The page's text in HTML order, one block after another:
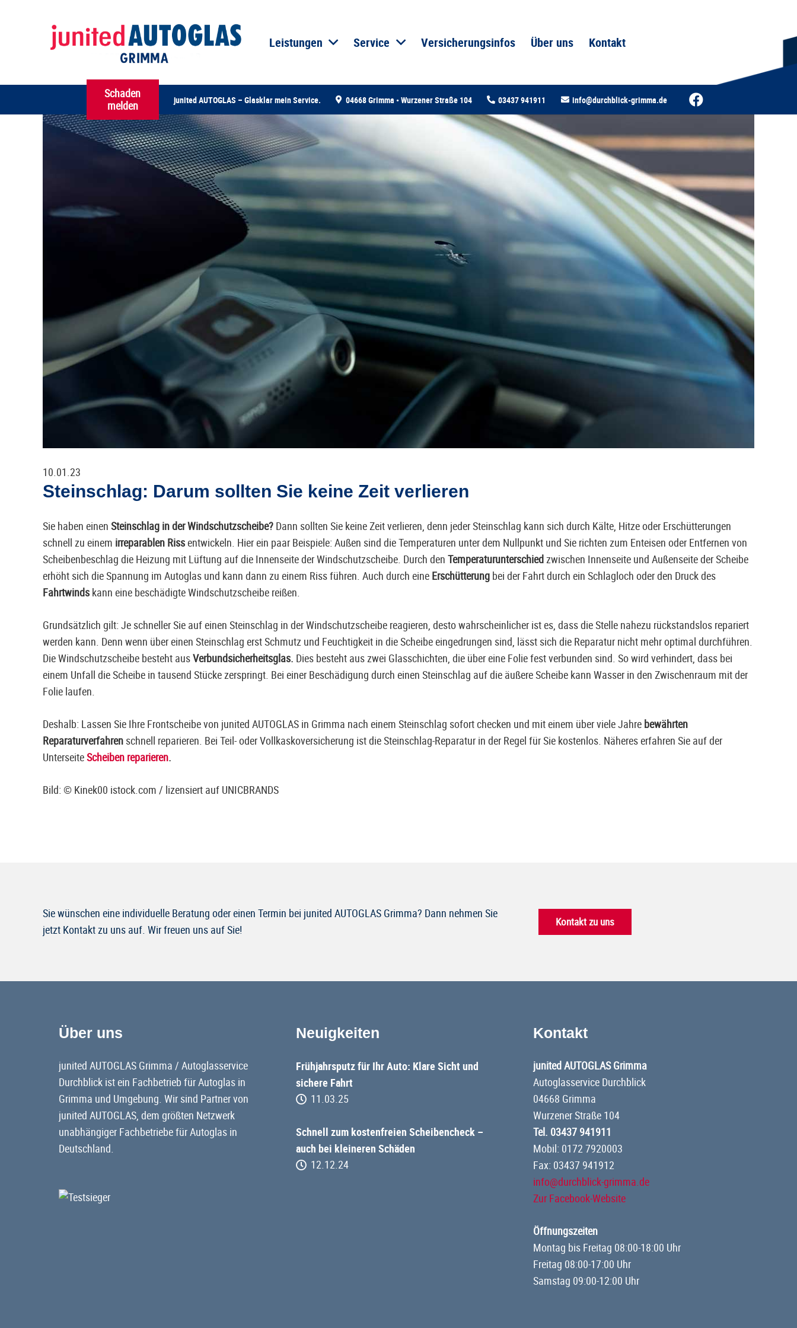
Leistungen Service Versicherungsinfos Über uns Kontakt
Schaden
melden
junited AUTOGLAS – Glasklar mein Service. 04668 Grimma • Wurzener Straße 104 03437 941911 info@durchblick-grimma.de
10.01.23
Steinschlag: Darum sollten Sie keine Zeit verlieren
Sie haben einen Steinschlag in der Windschutzscheibe? Dann sollten Sie keine Zeit verlieren, denn jeder Steinschlag kann sich durch Kälte, Hitze oder Erschütterungen
schnell zu einem irreparablen Rissentwickeln. Hier ein paar Beispiele: Außen sind die Temperaturen unter dem Nullpunkt und Sie richten zum Enteisen oder Entfernen von
Scheibenbeschlag die Heizung mit Lüftung auf die Innenseite der Windschutzscheibe. Durch den Temperaturunterschied zwischen Innenseite und Außenseite der Scheibe
erhöht sich die Spannung im Autoglas und kann dann zu einem Riss führen. Auch durch eine Erschütterung bei der Fahrt durch ein Schlagloch oder den Druck des
Fahrtwinds kann eine beschädigte Windschutzscheibe reißen.
Grundsätzlich gilt: Je schneller Sie auf einen Steinschlag in der Windschutzscheibe reagieren, desto wahrscheinlicher ist es, dass die Stelle nahezu rückstandslos repariert
werden kann. Denn wenn über einen Steinschlag erst Schmutz und Feuchtigkeit in die Scheibe eingedrungen sind, lässt sich die Reparatur nicht mehr optimal durchführen.
Die Windschutzscheibe besteht ausVerbundsicherheitsglas. Dies besteht aus zwei Glasschichten, die über eine Folie fest verbunden sind. So wird verhindert, dass bei
einem Unfall die Scheibe in tausend Stücke zerspringt. Bei einer Beschädigung durch einen Steinschlag auf die äußere Scheibe kann Wasser in den Zwischenraum mit der
Folie laufen.
Deshalb: Lassen Sie Ihre Frontscheibe von junited AUTOGLAS in Grimma nach einem Steinschlag sofort checken und mit einem über viele Jahre bewährten
Reparaturverfahren schnell reparieren. Bei Teil- oder Vollkaskoversicherung ist die Steinschlag-Reparatur in der Regel für Sie kostenlos. Näheres erfahren Sie auf der
UnterseiteScheiben reparieren.
Bild: © Kinek00 istock.com / lizensiert auf UNICBRANDS
Sie wünschen eine individuelle Beratung oder einen Termin bei junited AUTOGLAS Grimma? Dann nehmen Sie
jetzt Kontakt zu uns auf. Wir freuen uns auf Sie!
Kontakt zu uns
Über uns
junited AUTOGLAS Grimma / Autoglasservice
Durchblick ist ein Fachbetrieb für Autoglas in
Grimma und Umgebung. Wir sind Partner von
junited AUTOGLAS, dem größten Netzwerk
unabhängiger Fachbetriebe für Autoglas in
Deutschland.
Neuigkeiten
Frühjahrsputz für Ihr Auto: Klare Sicht und
sichere Fahrt
11.03.25
Schnell zum kostenfreien Scheibencheck –
auch bei kleineren Schäden
12.12.24
Kontakt
junited AUTOGLAS Grimma
Autoglasservice Durchblick
04668 Grimma
Wurzener Straße 104
Tel. 03437 941911
Mobil: 0172 7920003
Fax: 03437 941912
info@durchblick-grimma.de
Zur Facebook-Website
Öffnungszeiten
Montag bis Freitag 08:00-18:00 Uhr
Freitag 08:00-17:00 Uhr
Samstag 09:00-12:00 Uhr